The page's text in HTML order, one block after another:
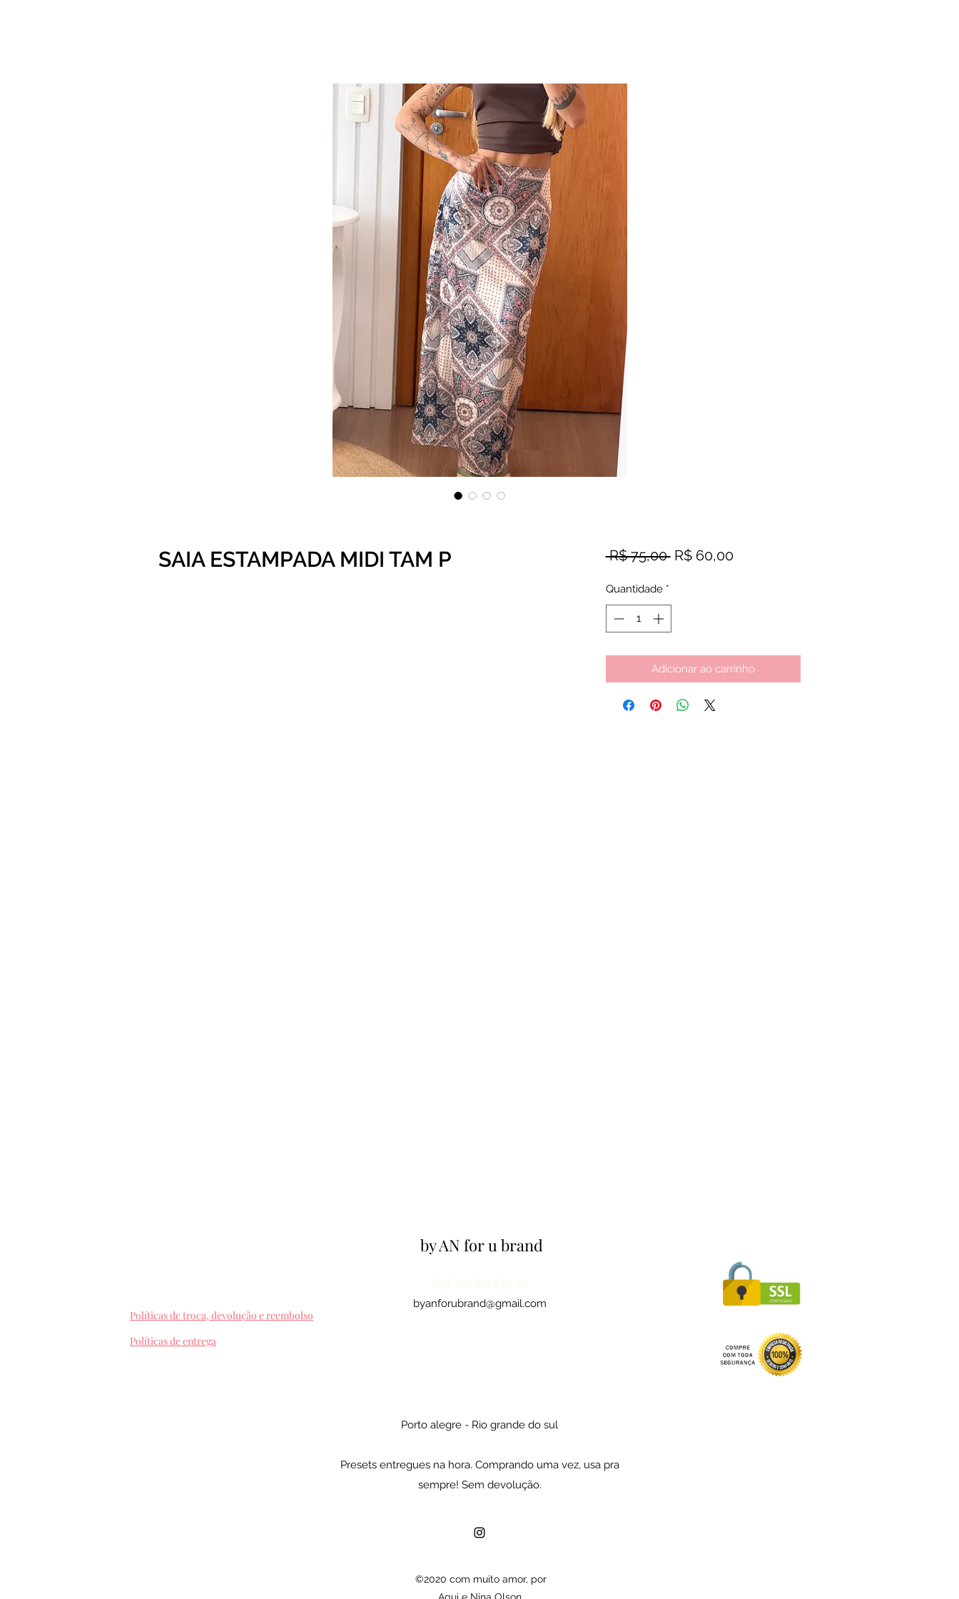
SAIA ESTAMPADA MIDI TAM P R$ 75,00 Preço
R$ 60,00Preço
Quantidade *
Adicionar ao carrinho
by AN for u brand
Políticas de troca, devolução e reembolso
Cpf: 012.810.630-10
byanforubrand@gmail.com
Políticas de entrega
Porto alegre - Rio grande do sul
Presets entregues na hora. Comprando uma vez, usa pra
sempre! Sem devolução.
©2020 com muito amor, por